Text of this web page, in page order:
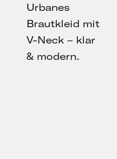
Urbanes
Brautkleid mit
V-Neck – klar
& modern.